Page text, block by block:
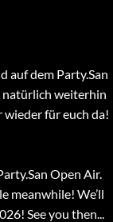
auf dem Party.San
natürlich weiterhin
für euch da!
Open Air.
meanwhile! We’ll
See you then...